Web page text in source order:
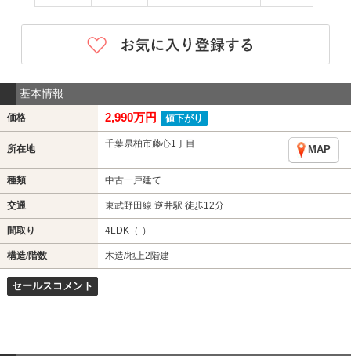
基本情報
価格 2,990万円 値下がり
所在地 千葉県柏市藤心1丁目
MAP
種類 中古一戸建て
交通 東武野田線 逆井駅 徒歩12分
間取り 4LDK（-）
構造/階数 木造/地上2階建
セールスコメント